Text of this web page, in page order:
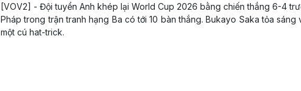
[VOV2] - Đội tuyển Anh khép lại World Cup 2026 bằng chiến thắng 6-4
Pháp trong trận tranh hạng Ba có tới 10 bàn thắng. Bukayo Saka tỏa sáng
một cú hat-trick.